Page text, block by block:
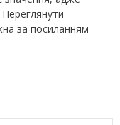
за посиланням